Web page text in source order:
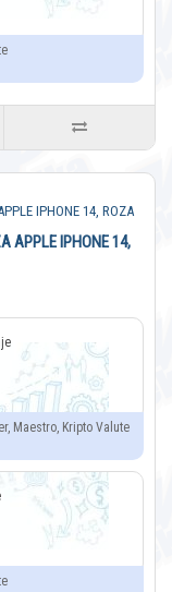
APPLE IPHONE 14,
Maestro, Kripto Valute